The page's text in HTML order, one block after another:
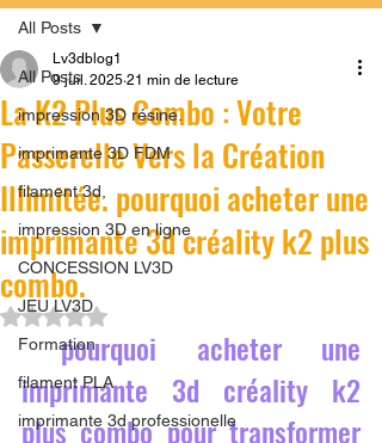
All Posts
impression 3D résine.
imprimante 3D FDM
filament 3d,
impression 3D en ligne
CONCESSION LV3D
JEU LV3D
Formation
filament PLA
imprimante 3d professionelle
All Posts
La K2 Plus Combo : Votre
Passerelle Vers la Création
Illimitée. pourquoi acheter une
imprimante 3d créality k2 plus
combo.
Lv3dblog1
9 juil. 2025 21 min de lecture
Noté NaN étoiles sur 5.
pourquoi acheter une
imprimante 3d créality k2
plus combo pour transformer